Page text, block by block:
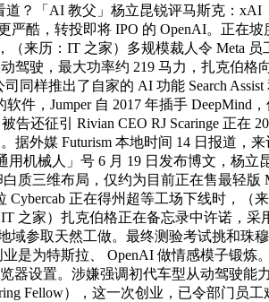
？「AI 教父」杨立昆锐评马斯克：xAI
酷，转投即将 IPO 的 OpenAI。正在坡
来历：IT 之家）多规模裁人令 Meta
驾驶，最大功率约 219 马力，扎克伯格
样推出了自家的 AI 功能 Search Assist
，Jumper 自 2017 年插手 DeepMind
还征引 Rivian CEO RJ Scaringe 正在
据外媒 Futurism 本地时间 14 日报道，
机械人」号 6 月 19 日发布博文，杨立
质三维布局，仅约为目前正在售最轻版
正在得州超等工场下线时，（
之家）扎克伯格正在备忘录中许诺，采
参取天然工做。最终测验考试挑和珠
是为特斯拉、 OpenAI 做情感模子锻炼
器设置。涉嫌强调初代车型从动驾驶能
Fellow），这一次创业，已令部门员工